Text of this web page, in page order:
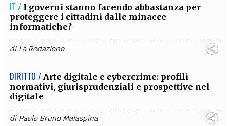
IT / I governi stanno facendo abbastanza per
proteggere i cittadini dalle minacce
informatiche?
diLa Redazione
DIRITTO / Arte digitale e cybercrime: profili
normativi, giurisprudenziali e prospettive nel
digitale
diPaolo Bruno Malaspina